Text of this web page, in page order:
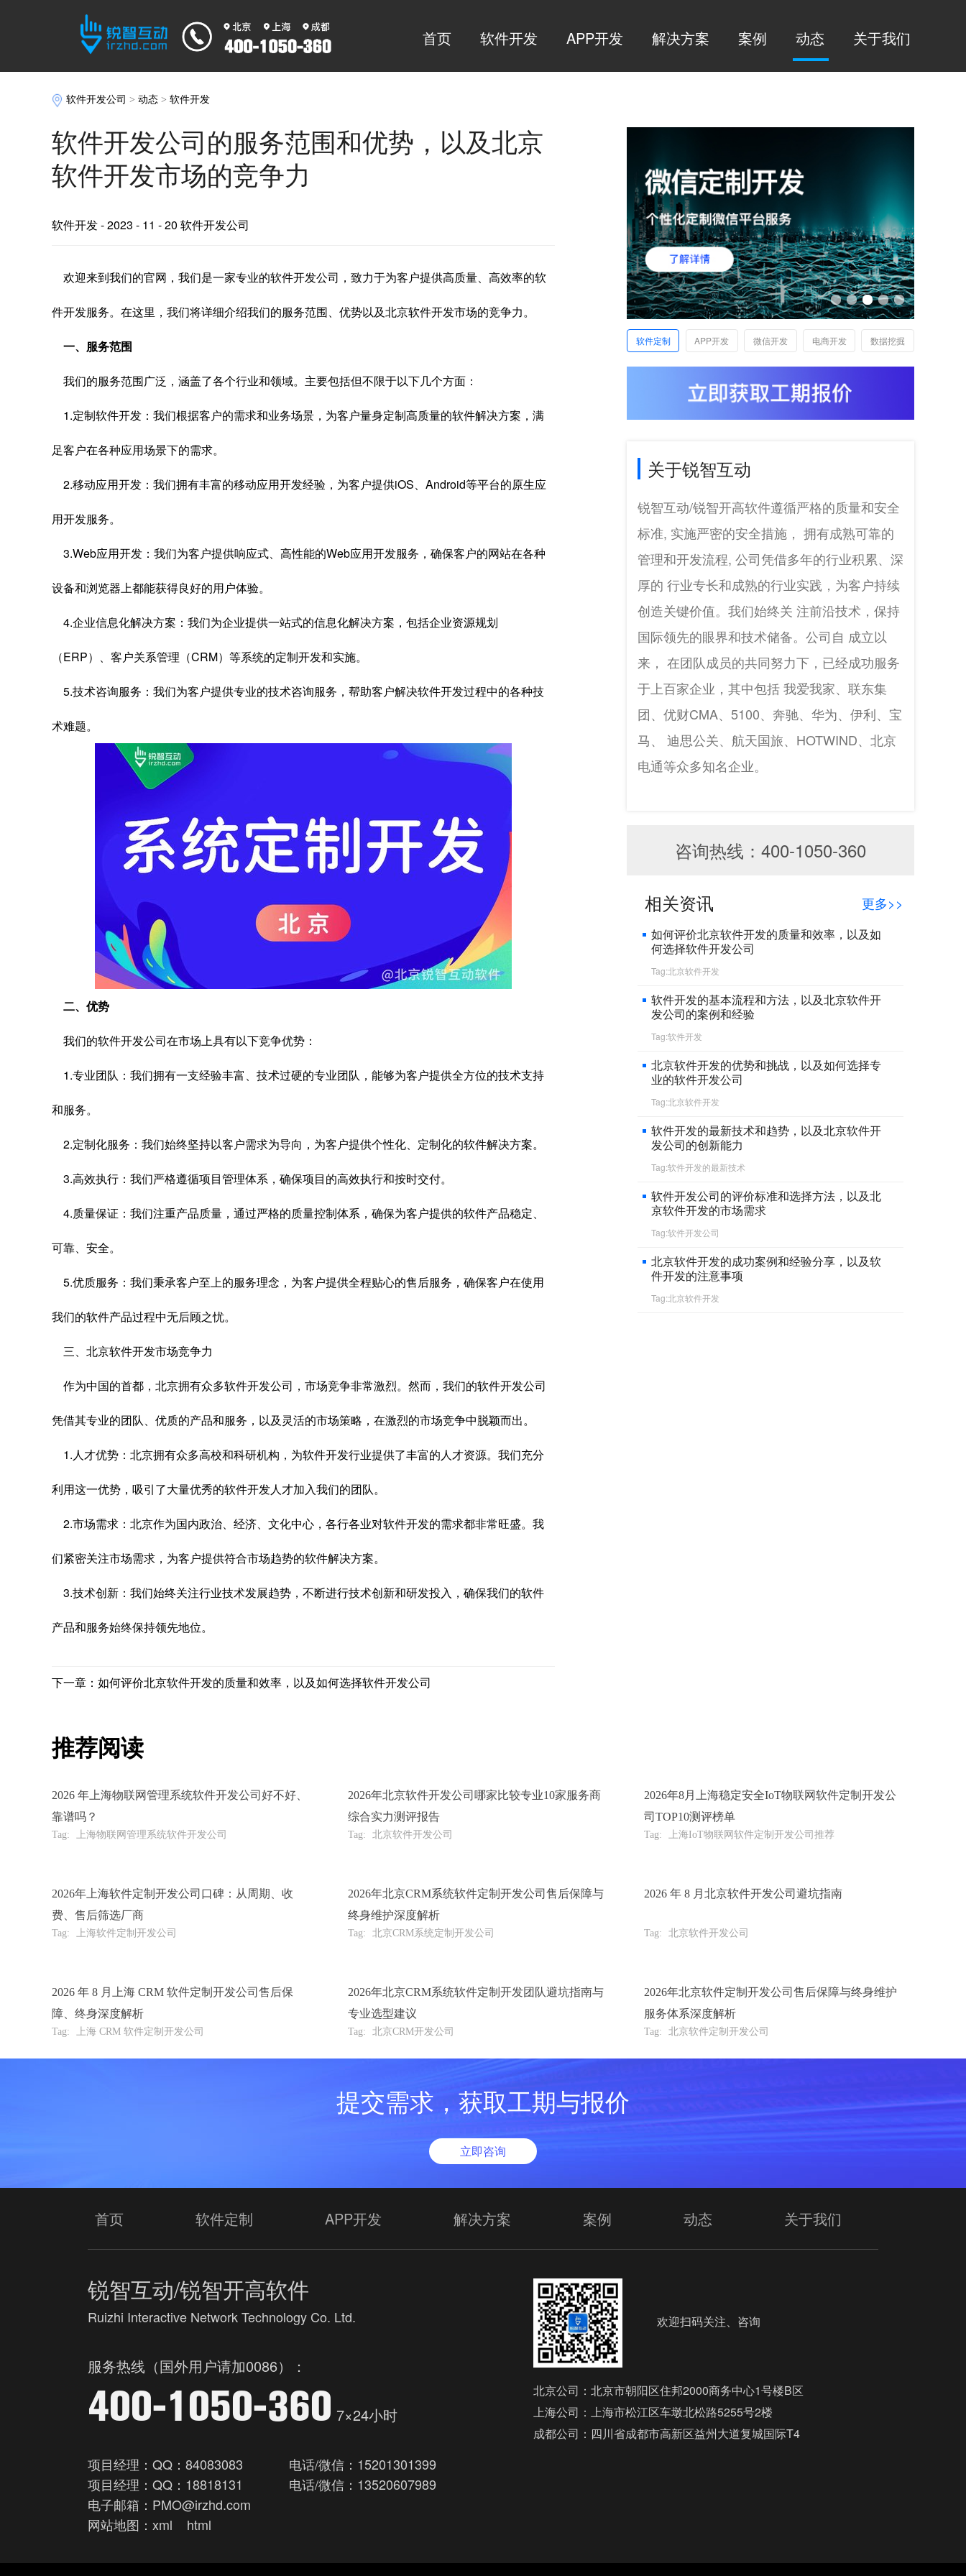
首页 软件开发 APP开发 解决方案 案例 动态 关于我们
软件开发公司 >动态 >软件开发
软件开发公司的服务范围和优势，以及北京
软件开发市场的竞争力
软件开发- 2023 - 11 - 20 软件开发公司
欢迎来到我们的官网，我们是一家专业的软件开发公司，致力于为客户提供高质量、高效率的软
件开发服务。在这里，我们将详细介绍我们的服务范围、优势以及北京软件开发市场的竞争力。
一、服务范围
我们的服务范围广泛，涵盖了各个行业和领域。主要包括但不限于以下几个方面：
1.定制软件开发：我们根据客户的需求和业务场景，为客户量身定制高质量的软件解决方案，满
足客户在各种应用场景下的需求。
2.移动应用开发：我们拥有丰富的移动应用开发经验，为客户提供iOS、Android等平台的原生应
用开发服务。
3.Web应用开发：我们为客户提供响应式、高性能的Web应用开发服务，确保客户的网站在各种
设备和浏览器上都能获得良好的用户体验。
4.企业信息化解决方案：我们为企业提供一站式的信息化解决方案，包括企业资源规划
（ERP）、客户关系管理（CRM）等系统的定制开发和实施。
5.技术咨询服务：我们为客户提供专业的技术咨询服务，帮助客户解决软件开发过程中的各种技
术难题。
二、优势
我们的软件开发公司在市场上具有以下竞争优势：
1.专业团队：我们拥有一支经验丰富、技术过硬的专业团队，能够为客户提供全方位的技术支持
和服务。
2.定制化服务：我们始终坚持以客户需求为导向，为客户提供个性化、定制化的软件解决方案。
3.高效执行：我们严格遵循项目管理体系，确保项目的高效执行和按时交付。
4.质量保证：我们注重产品质量，通过严格的质量控制体系，确保为客户提供的软件产品稳定、
可靠、安全。
5.优质服务：我们秉承客户至上的服务理念，为客户提供全程贴心的售后服务，确保客户在使用
我们的软件产品过程中无后顾之忧。
三、北京软件开发市场竞争力
作为中国的首都，北京拥有众多软件开发公司，市场竞争非常激烈。然而，我们的软件开发公司
凭借其专业的团队、优质的产品和服务，以及灵活的市场策略，在激烈的市场竞争中脱颖而出。
1.人才优势：北京拥有众多高校和科研机构，为软件开发行业提供了丰富的人才资源。我们充分
利用这一优势，吸引了大量优秀的软件开发人才加入我们的团队。
2.市场需求：北京作为国内政治、经济、文化中心，各行各业对软件开发的需求都非常旺盛。我
们紧密关注市场需求，为客户提供符合市场趋势的软件解决方案。
3.技术创新：我们始终关注行业技术发展趋势，不断进行技术创新和研发投入，确保我们的软件
产品和服务始终保持领先地位。
下一章：如何评价北京软件开发的质量和效率，以及如何选择软件开发公司
软件定制 APP开发 微信开发 电商开发 数据挖掘
关于锐智互动
锐智互动/锐智开高软件遵循严格的质量和安全
标准, 实施严密的安全措施， 拥有成熟可靠的
管理和开发流程, 公司凭借多年的行业积累、深
厚的 行业专长和成熟的行业实践，为客户持续
创造关键价值。我们始终关 注前沿技术，保持
国际领先的眼界和技术储备。公司自 成立以
来， 在团队成员的共同努力下，已经成功服务
于上百家企业，其中包括 我爱我家、联东集
团、优财CMA、5100、奔驰、华为、伊利、宝
马、 迪思公关、航天国旅、HOTWIND、北京
电通等众多知名企业。
咨询热线：400-1050-360
相关资讯 更多>>
如何评价北京软件开发的质量和效率，以及如
何选择软件开发公司
Tag:北京软件开发
软件开发的基本流程和方法，以及北京软件开
发公司的案例和经验
Tag:软件开发
北京软件开发的优势和挑战，以及如何选择专
业的软件开发公司
Tag:北京软件开发
软件开发的最新技术和趋势，以及北京软件开
发公司的创新能力
Tag:软件开发的最新技术
软件开发公司的评价标准和选择方法，以及北
京软件开发的市场需求
Tag:软件开发公司
北京软件开发的成功案例和经验分享，以及软
件开发的注意事项
Tag:北京软件开发
推荐阅读
2026 年上海物联网管理系统软件开发公司好不好、
靠谱吗？
Tag: 上海物联网管理系统软件开发公司
2026年北京软件开发公司哪家比较专业10家服务商
综合实力测评报告
Tag: 北京软件开发公司
2026年8月上海稳定安全IoT物联网软件定制开发公
司TOP10测评榜单
Tag: 上海IoT物联网软件定制开发公司推荐
2026年上海软件定制开发公司口碑：从周期、收
费、售后筛选厂商
Tag: 上海软件定制开发公司
2026年北京CRM系统软件定制开发公司售后保障与
终身维护深度解析
Tag: 北京CRM系统定制开发公司
2026 年 8 月北京软件开发公司避坑指南
Tag: 北京软件开发公司
2026 年 8 月上海 CRM 软件定制开发公司售后保
障、终身深度解析
Tag: 上海 CRM 软件定制开发公司
2026年北京CRM系统软件定制开发团队避坑指南与
专业选型建议
Tag: 北京CRM开发公司
2026年北京软件定制开发公司售后保障与终身维护
服务体系深度解析
Tag: 北京软件定制开发公司
提交需求，获取工期与报价
立即咨询
首页 软件定制 APP开发 解决方案 案例 动态 关于我们
锐智互动/锐智开高软件
Ruizhi Interactive Network Technology Co. Ltd.
服务热线（国外用户请加0086）：
400-1050-360 7×24小时
项目经理：QQ：84083083
电话/微信：15201301399
项目经理：QQ：18818131
电话/微信：13520607989
电子邮箱：PMO@irzhd.com
网站地图： xml html
欢迎扫码关注、咨询
北京公司：北京市朝阳区住邦2000商务中心1号楼B区
上海公司：上海市松江区车墩北松路5255号2楼
成都公司：四川省成都市高新区益州大道复城国际T4